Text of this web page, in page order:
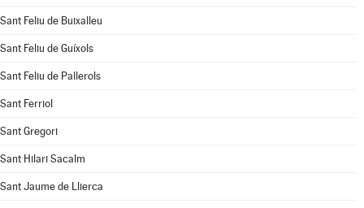
Sant Feliu de Buixalleu
Sant Feliu de Guíxols
Sant Feliu de Pallerols
Sant Ferriol
Sant Gregori
Sant Hilari Sacalm
Sant Jaume de Llierca